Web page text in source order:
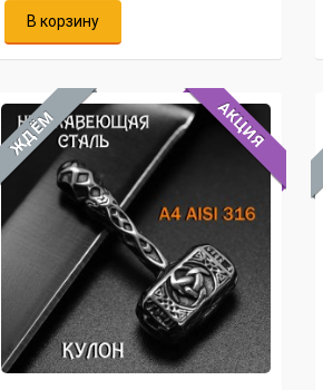
В корзину
ЖДЁМ АКЦИЯ